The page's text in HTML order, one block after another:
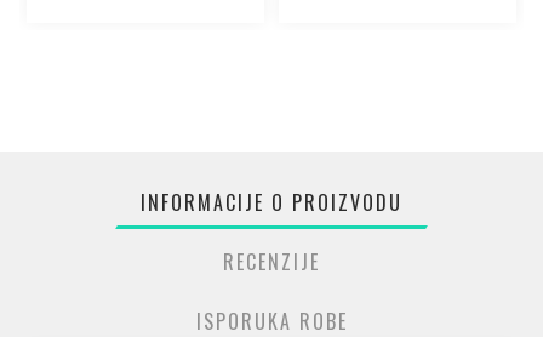
INFORMACIJE O PROIZVODU
RECENZIJE
ISPORUKA ROBE